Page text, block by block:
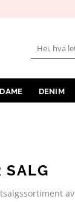
Søk
etter:
DENIM
SALG